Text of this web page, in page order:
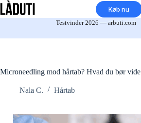
Spring
til
Køb nu
Testvinder 2026 — arbuti.com
Microneedling mod hårtab? Hvad du bør vide
Nala C. Hårtab